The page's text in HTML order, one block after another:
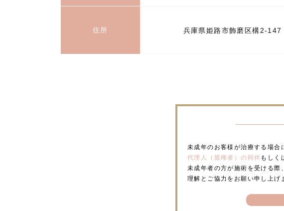
住所 兵庫県姫路市飾磨区構2-147
未成年のお客様が治療する場合
代理人（親権者）の同伴 もしく
未成年者の方が施術を受ける際
理解とご協力をお願い申し上げ